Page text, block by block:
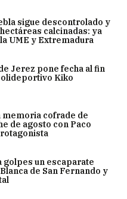
sigue descontrolado y
calcinadas: ya
UME y Extremadura
Jerez pone fecha al fin
Kiko
memoria cofrade de
de agosto con Paco
golpes un escaparate
de San Fernando y